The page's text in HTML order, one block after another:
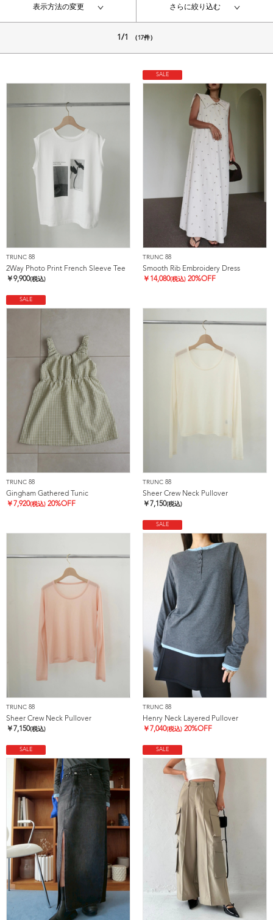
表示方法の変更 さらに絞り込む
1/1 （17件）
TRUNC 88
2Way Photo Print French Sleeve Tee
￥9,900(税込)
SALE
TRUNC 88
Smooth Rib Embroidery Dress
￥ 14,080(税込) 20%OFF
SALE
TRUNC 88
Gingham Gathered Tunic
￥ 7,920(税込) 20%OFF
TRUNC 88
Sheer Crew Neck Pullover
￥ 7,150(税込)
TRUNC 88
Sheer Crew Neck Pullover
￥ 7,150(税込)
SALE
TRUNC 88
Henry Neck Layered Pullover
￥ 7,040(税込) 20%OFF
SALE SALE